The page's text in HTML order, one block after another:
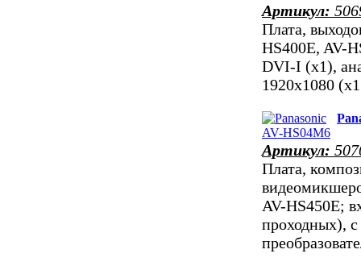
Артикул:
Плата,
HS400E, AV-
DVI-I (x1),
1920x1080
Артикул:
Плата,
AV-HS450E;
проходных),